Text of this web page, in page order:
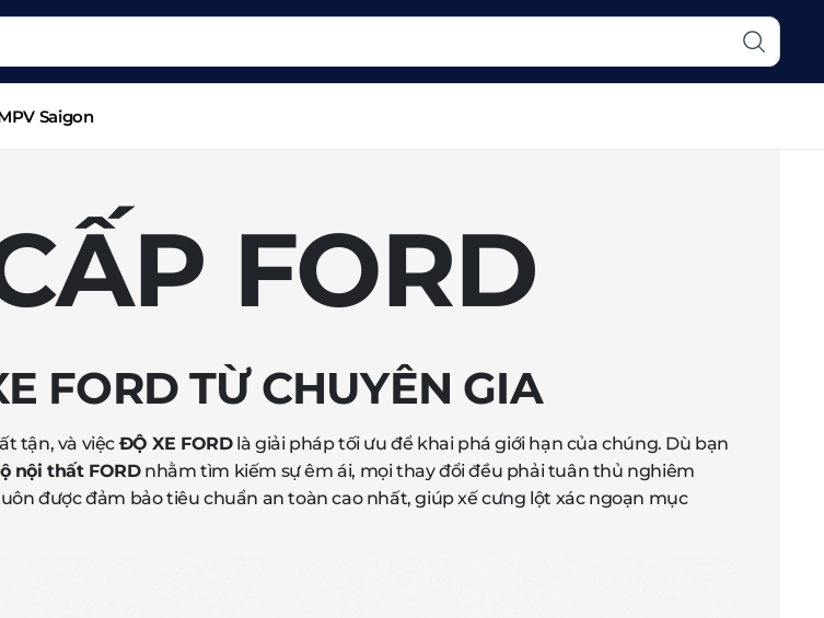
Saigon
FORD
FORD TỪ CHUYÊN GIA
tận, và việc ĐỘ XE FORDlà giải pháp tối ưu để khai phá giới hạn của chúng. Dù bạn
nội thất FORDnhằm tìm kiếm sự êm ái, mọi thay đổi đều phải tuân thủ nghiêm
được đảm bảo tiêu chuẩn an toàn cao nhất, giúp xế cưng lột xác ngoạn mục